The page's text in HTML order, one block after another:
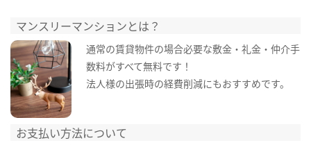
マンスリーマンションとは？
通常の賃貸物件の場合必要な敷金・礼金・仲介手
数料がすべて無料です！
法人様の出張時の経費削減にもおすすめです。
お支払い方法について